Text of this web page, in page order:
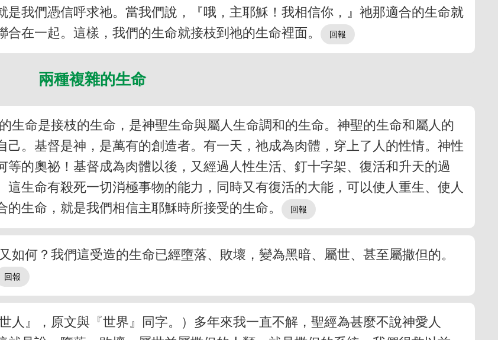
我們憑信呼求祂。當我們說，『哦，主耶穌！我相信你，』祂那適合的生命就
在一起。這樣，我們的生命就接枝到祂的生命裡面。
兩種複雜的生命
生命是接枝的生命，是神聖生命與屬人生命調和的生命。神聖的生命和屬人的
。基督是神，是萬有的創造者。有一天，祂成為肉體，穿上了人的性情。神性
的奧祕！基督成為肉體以後，又經過人性生活、釘十字架、復活和升天的過
生命有殺死一切消極事物的能力，同時又有復活的大能，可以使人重生、使人
生命，就是我們相信主耶穌時所接受的生命。
如何？我們這受造的生命已經墮落、敗壞，變為黑暗、屬世、甚至屬撒但的。
人』，原文與『世界』同字。）多年來我一直不解，聖經為甚麼不說神愛人